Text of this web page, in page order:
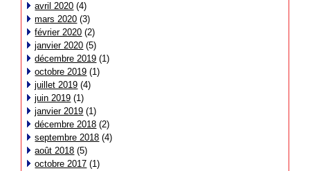
avril 2020 (4)
mars 2020 (3)
février 2020 (2)
janvier 2020 (5)
décembre 2019 (1)
octobre 2019 (1)
juillet 2019 (4)
juin 2019 (1)
janvier 2019 (1)
décembre 2018 (2)
septembre 2018 (4)
août 2018 (5)
octobre 2017 (1)